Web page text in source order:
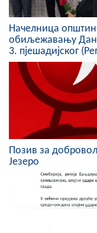
Заштита од
COVID 19
Туризам
Начелница
обиљежавању
3. пјешадијског
Позив за
Језеро